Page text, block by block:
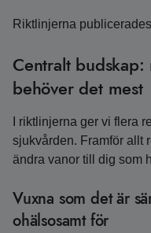
Riktlinjerna
Centralt
behöver det mest
I riktlinjerna ger vi flera
sjukvården. Framför allt
ändra vanor till dig som
Vuxna som det är
ohälsosamt för